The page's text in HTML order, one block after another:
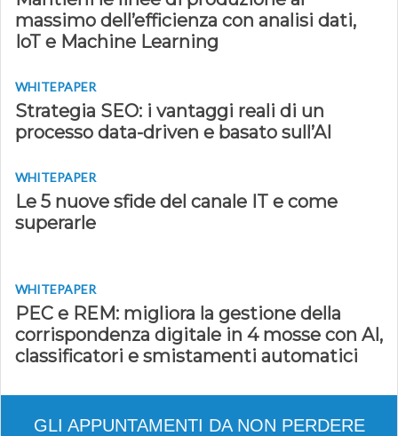
massimo dell’efficienza con analisi dati,
IoT e Machine Learning
WHITEPAPER
Strategia SEO: i vantaggi reali di un
processo data-driven e basato sull’AI
WHITEPAPER
Le 5 nuove sfide del canale IT e come
superarle
WHITEPAPER
PEC e REM: migliora la gestione della
corrispondenza digitale in 4 mosse con AI,
classificatori e smistamenti automatici
GLI APPUNTAMENTI DA NON PERDERE